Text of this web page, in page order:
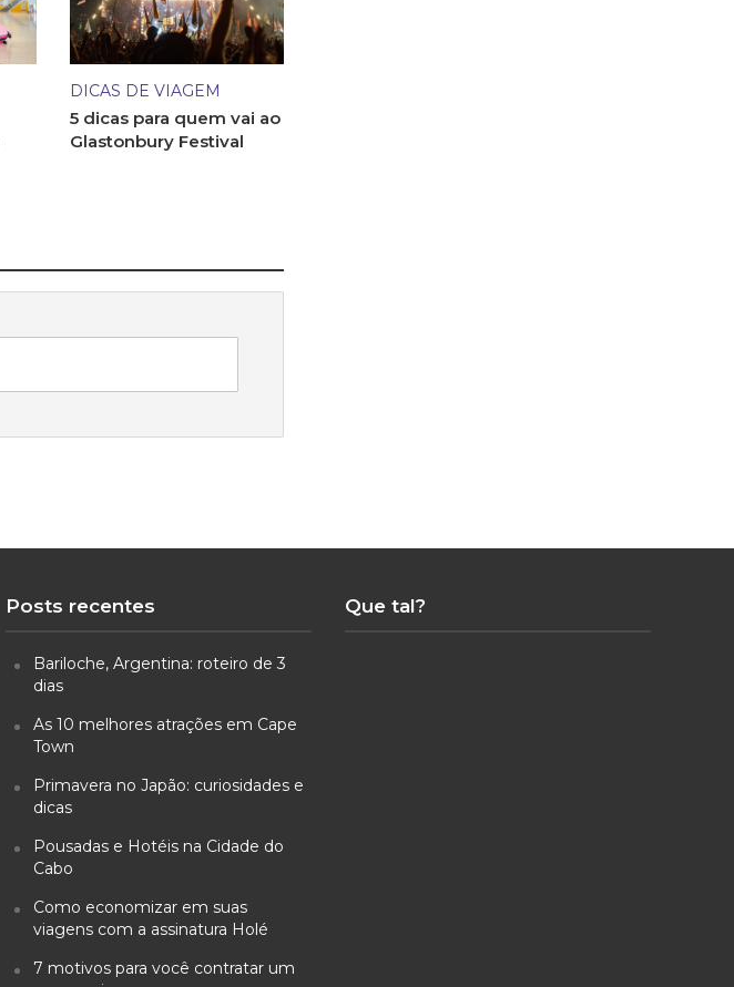
DICAS DE VIAGEM
5 dicas para quem vai ao
Glastonbury Festival
Posts recentes
Bariloche, Argentina: roteiro de 3
dias
As 10 melhores atrações em Cape
Town
Primavera no Japão: curiosidades e
dicas
Pousadas e Hotéis na Cidade do
Cabo
Como economizar em suas
viagens com a assinatura Holé
7 motivos para você contratar um
Que tal?